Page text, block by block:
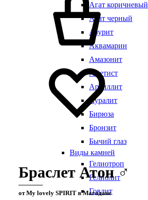
Агат коричневый
Агат черный
Азурит
Аквамарин
Амазонит
Аметист
Аргиллит
Ауралит
Бирюза
Бронзит
Бычий глаз
Виды камней
Гелиотроп
Гелиолит
Говлит
Браслет Атон ♂
от My lovely SPIRIT в Магадане